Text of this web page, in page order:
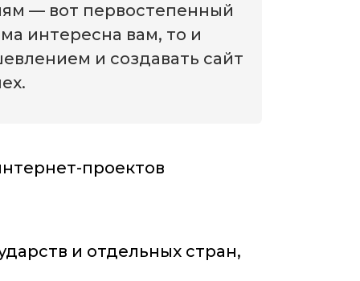
— вот первостепенный
интересна вам, то и
и создавать сайт
проектов
и отдельных стран,